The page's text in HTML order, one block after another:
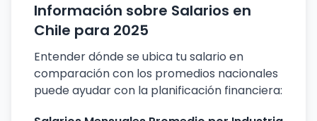
Información sobre Salarios en
Chile para 2025
Entender dónde se ubica tu salario en
comparación con los promedios nacionales
puede ayudar con la planificación financiera: